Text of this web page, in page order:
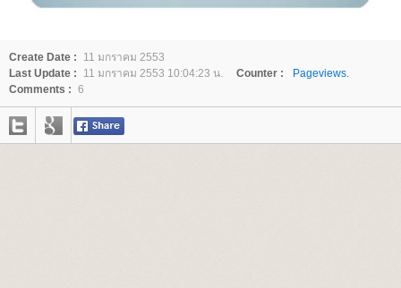
Create Date :
11 มกราคม 2553
Last Update :
11 มกราคม 2553 10:04:23 น. Counter :
Pageviews.
Comments : 6